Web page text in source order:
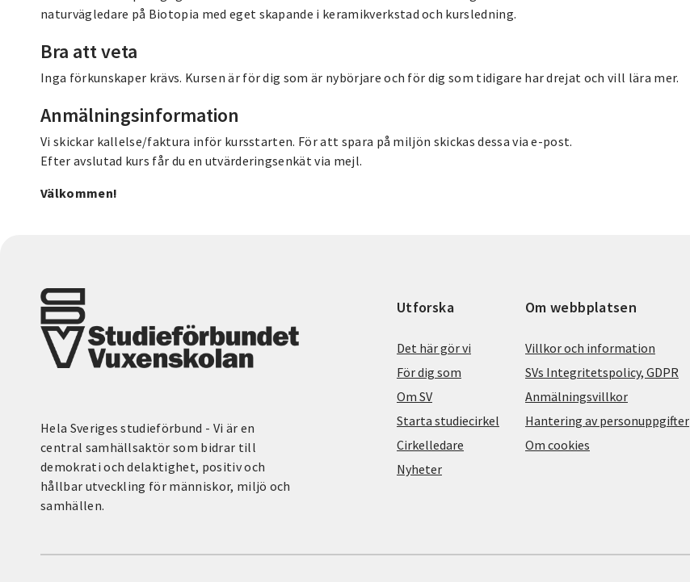
naturvägledare på Biotopia med eget skapande i keramikverkstad och kursledning.
Bra att veta
Inga förkunskaper krävs. Kursen är för dig som är nybörjare och för dig som tidigare har drejat och vill lära mer.
Anmälningsinformation
Vi skickar kallelse/faktura inför kursstarten. För att spara på miljön skickas dessa via e-post.
Efter avslutad kurs får du en utvärderingsenkät via mejl.
Välkommen!
Hela Sveriges studieförbund - Vi är en
central samhällsaktör som bidrar till
demokrati och delaktighet, positiv och
hållbar utveckling för människor, miljö och
samhällen.
Utforska
Det här gör vi
För dig som
Om SV
Starta studiecirkel
Cirkelledare
Nyheter
Om webbplatsen
Villkor och information
SVs Integritetspolicy, GDPR
Anmälningsvillkor
Hantering av personuppgifter
Om cookies